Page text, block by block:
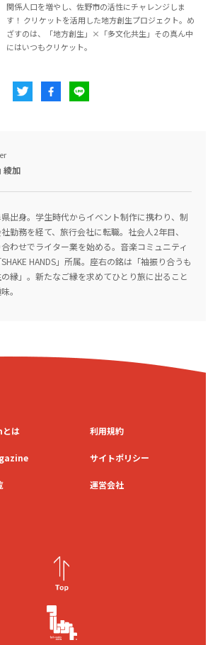
関係人口を増やし、佐野市の活性にチャレンジしま
す！ クリケットを活用した地方創生プロジェクト。め
ざすのは、「地方創生」×「多文化共生」その真ん中
にはいつもクリケット。
綾加
出身。学生時代からイベント制作に携わり、制
勤務を経て、旅行会社に転職。社会人2年目、
わせでライター業を始める。音楽コミュニティ
HANDS」所属。座右の銘は「袖振り合うも
縁」。新たなご縁を求めてひとり旅に出ること
。
は 利用規約
サイトポリシー
運営会社